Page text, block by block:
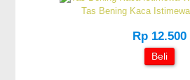
Tas Bening Kaca
Rp 12.500
Beli